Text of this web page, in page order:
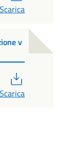
Scarica
v
Scarica